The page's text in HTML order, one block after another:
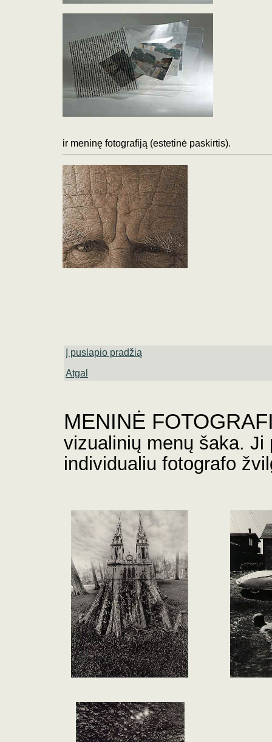
ir meninę fotografiją (estetinė paskirtis).
Į puslapio pradžią
Atgal
MENINĖ
vizualinių menų šaka.
individualiu fotografo